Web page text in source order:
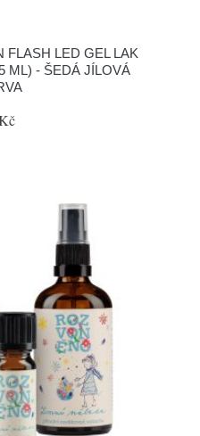
FLASH LED GEL LAK
ML) - ŠEDÁ JÍLOVÁ